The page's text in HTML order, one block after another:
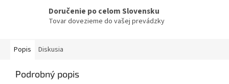
Doručenie po celom Slovensku
Tovar dovezieme do vašej prevádzky
Popis Diskusia
Podrobný popis